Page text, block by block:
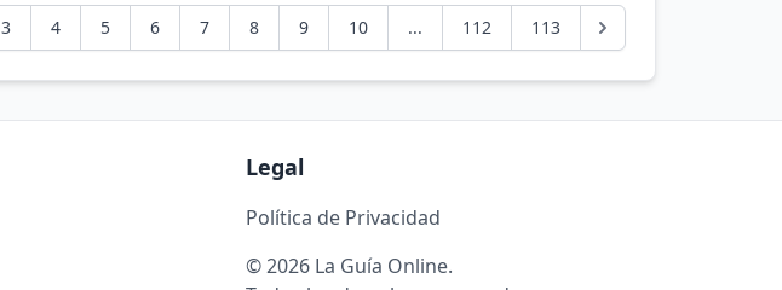
3 4 5 6 7 8 9 10 ... 112 113
Legal
Política de Privacidad
© 2026 La Guía Online.